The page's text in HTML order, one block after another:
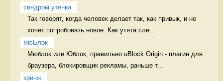
синдром утёнка
Так говорят, когда человек делает так, как привык, и не
хочет попробовать новое. Как утята сле...
мюБлок
Мюблок или Юблок, правильно uBlock Origin - плагин для
браузера, блокировщик рекламы, раньше т...
кринж